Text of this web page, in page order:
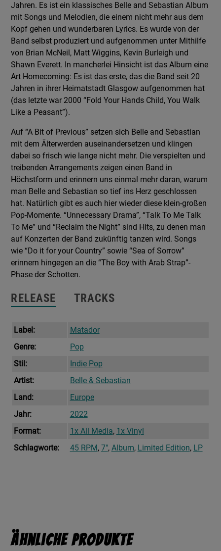
Jahren. Es ist ein klassisches Belle and Sebastian Album
mit Songs und Melodien, die einem nicht mehr aus dem
Kopf gehen und wunderbaren Lyrics. Es wurde von der
Band selbst produziert und aufgenommen unter Mithilfe
von Brian McNeil, Matt Wiggins, Kevin Burleigh und
Shawn Everett. In mancherlei Hinsicht ist das Album eine
Art Homecoming: Es ist das erste, das die Band seit 20
Jahren in ihrer Heimatstadt Glasgow aufgenommen hat
(das letzte war 2000 “Fold Your Hands Child, You Walk
Like a Peasant”).
Auf “A Bit of Previous” setzen sich Belle and Sebastian
mit dem Älterwerden auseinandersetzen und klingen
dabei so frisch wie lange nicht mehr. Die verspielten und
treibenden Arrangements zeigen einen Band in
Höchstform und erinnern uns einmal mehr daran, warum
man Belle and Sebastian so tief ins Herz geschlossen
hat. Natürlich gibt es auch hier wieder diese klein-großen
Pop-Momente. “Unnecessary Drama”, “Talk To Me Talk
To Me” und “Reclaim the Night” sind Hits, zu denen man
auf Konzerten der Band zukünftig tanzen wird. Songs
wie “Do it for your Country” sowie “Sea of Sorrow”
erinnern hingegen an die “The Boy with Arab Strap”-
Phase der Schotten.
RELEASE TRACKS
Label:
Matador
Genre:
Pop
Stil:
Indie Pop
Artist:
Belle & Sebastian
Land:
Europe
Jahr:
2022
Format:
1x All Media, 1x Vinyl
Schlagworte:
45 RPM, 7", Album, Limited Edition, LP
Ähnliche Produkte